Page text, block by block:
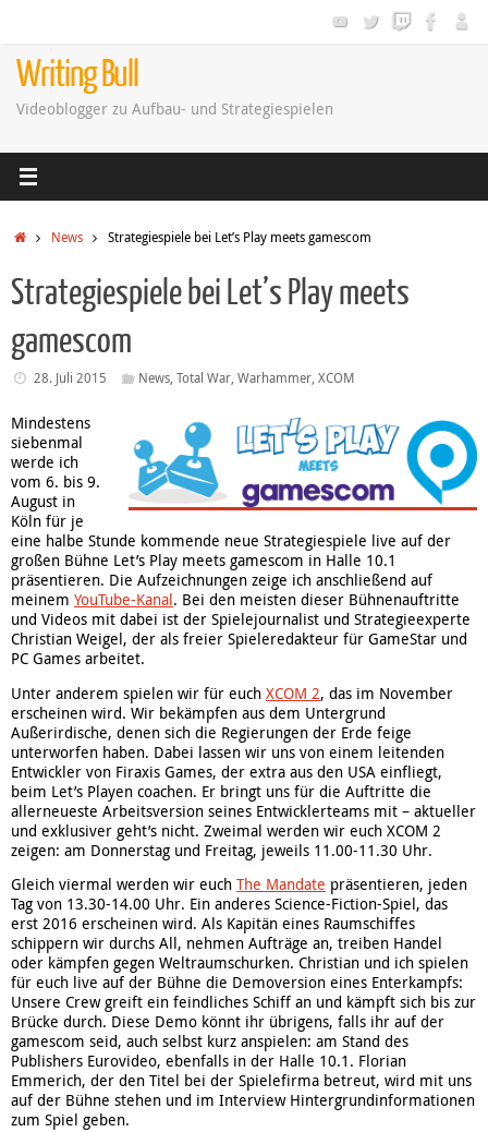
Writing Bull
Videoblogger zu Aufbau- und Strategiespielen
Startseite
News Strategiespiele bei Let’s Play meets gamescom
Strategiespiele bei Let’s Play meets
gamescom
28. Juli 2015 News,Total War,Warhammer,XCOM
Mindestens
siebenmal
werde ich
vom 6. bis 9.
August in
Köln für je
eine halbe Stunde kommende neue Strategiespiele live auf der
großen Bühne Let’s Play meets gamescom in Halle 10.1
präsentieren. Die Aufzeichnungen zeige ich anschließend auf
meinem YouTube-Kanal. Bei den meisten dieser Bühnenauftritte
und Videos mit dabei ist der Spielejournalist und Strategieexperte
Christian Weigel, der als freier Spieleredakteur für GameStar und
PC Games arbeitet.
Unter anderem spielen wir für euch XCOM 2, das im November
erscheinen wird. Wir bekämpfen aus dem Untergrund
Außerirdische, denen sich die Regierungen der Erde feige
unterworfen haben. Dabei lassen wir uns von einem leitenden
Entwickler von Firaxis Games, der extra aus den USA einfliegt,
beim Let’s Playen coachen. Er bringt uns für die Auftritte die
allerneueste Arbeitsversion seines Entwicklerteams mit – aktueller
und exklusiver geht’s nicht. Zweimal werden wir euch XCOM 2
zeigen: am Donnerstag und Freitag, jeweils 11.00-11.30 Uhr.
Gleich viermal werden wir euch The Mandate präsentieren, jeden
Tag von 13.30-14.00 Uhr. Ein anderes Science-Fiction-Spiel, das
erst 2016 erscheinen wird. Als Kapitän eines Raumschiffes
schippern wir durchs All, nehmen Aufträge an, treiben Handel
oder kämpfen gegen Weltraumschurken. Christian und ich spielen
für euch live auf der Bühne die Demoversion eines Enterkampfs:
Unsere Crew greift ein feindliches Schiff an und kämpft sich bis zur
Brücke durch. Diese Demo könnt ihr übrigens, falls ihr auf der
gamescom seid, auch selbst kurz anspielen: am Stand des
Publishers Eurovideo, ebenfalls in der Halle 10.1. Florian
Emmerich, der den Titel bei der Spielefirma betreut, wird mit uns
auf der Bühne stehen und im Interview Hintergrundinformationen
zum Spiel geben.